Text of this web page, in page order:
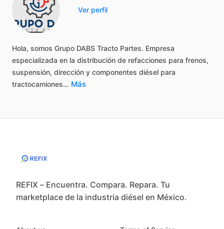
Ver perfil
Hola, somos Grupo DABS Tracto Partes. Empresa
especializada en la distribución de refacciones para frenos,
suspensión, dirección y componentes diésel para
tractocamiones… Más
REFIX – Encuentra. Compara. Repara. Tu
marketplace de la industria diésel en México.